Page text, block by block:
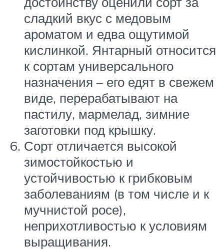
сладкий вкус с медовым
ароматом и едва ощутимой
кислинкой. Янтарный относится
к сортам универсального
назначения – его едят в свежем
виде, перерабатывают на
пастилу, мармелад, зимние
заготовки под крышку.
Сорт отличается высокой
зимостойкостью и
устойчивостью к грибковым
заболеваниям (в том числе и к
мучнистой росе),
неприхотливостью к условиям
выращивания.